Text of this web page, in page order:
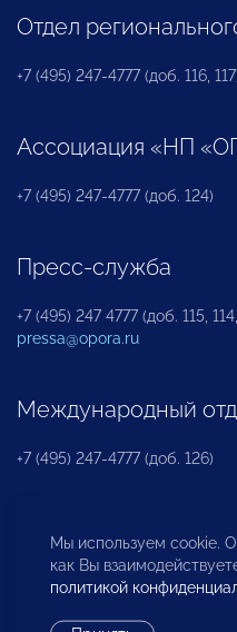
Отдел
+7 (495) 247-4777 (доб. 116,
Ассоциация «НП
+7 (495) 247-4777 (доб. 124)
Пресс-служба
+7 (495) 247 4777 (доб. 115,
pressa@opora.ru
Международный
+7 (495) 247-4777 (доб. 126)
Бюро по защите
инвесторов
Мы используем cookie.
как Вы
политикой